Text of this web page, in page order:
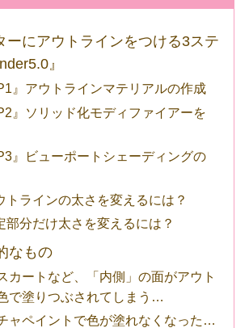
ーにアウトラインをつける3ステ
』
』アウトラインマテリアルの作成
』ソリッド化モディファイアーを
』ビューポートシェーディングの
トラインの太さを変えるには？
部分だけ太さを変えるには？
なもの
カートなど、「内側」の面がアウト
で塗りつぶされてしまう…
ャペイントで色が塗れなくなった…